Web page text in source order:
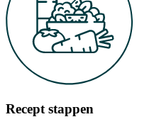
Recept stappen